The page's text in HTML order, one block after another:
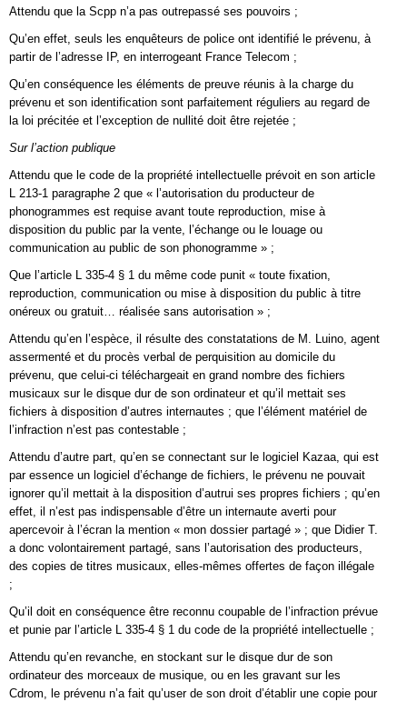
Attendu que la Scpp n’a pas outrepassé ses pouvoirs ;
Qu’en effet, seuls les enquêteurs de police ont identifié le prévenu, à
partir de l’adresse IP, en interrogeant France Telecom ;
Qu’en conséquence les éléments de preuve réunis à la charge du
prévenu et son identification sont parfaitement réguliers au regard de
la loi précitée et l’exception de nullité doit être rejetée ;
Sur l’action publique
Attendu que le code de la propriété intellectuelle prévoit en son article
L 213-1 paragraphe 2 que « l’autorisation du producteur de
phonogrammes est requise avant toute reproduction, mise à
disposition du public par la vente, l’échange ou le louage ou
communication au public de son phonogramme » ;
Que l’article L 335-4 § 1 du même code punit « toute fixation,
reproduction, communication ou mise à disposition du public à titre
onéreux ou gratuit… réalisée sans autorisation » ;
Attendu qu’en l’espèce, il résulte des constatations de M. Luino, agent
assermenté et du procès verbal de perquisition au domicile du
prévenu, que celui-ci téléchargeait en grand nombre des fichiers
musicaux sur le disque dur de son ordinateur et qu’il mettait ses
fichiers à disposition d’autres internautes ; que l’élément matériel de
l’infraction n’est pas contestable ;
Attendu d’autre part, qu’en se connectant sur le logiciel Kazaa, qui est
par essence un logiciel d’échange de fichiers, le prévenu ne pouvait
ignorer qu’il mettait à la disposition d’autrui ses propres fichiers ; qu’en
effet, il n’est pas indispensable d’être un internaute averti pour
apercevoir à l’écran la mention « mon dossier partagé » ; que Didier T.
a donc volontairement partagé, sans l’autorisation des producteurs,
des copies de titres musicaux, elles-mêmes offertes de façon illégale
;
Qu’il doit en conséquence être reconnu coupable de l’infraction prévue
et punie par l’article L 335-4 § 1 du code de la propriété intellectuelle ;
Attendu qu’en revanche, en stockant sur le disque dur de son
ordinateur des morceaux de musique, ou en les gravant sur les
Cdrom, le prévenu n’a fait qu’user de son droit d’établir une copie pour